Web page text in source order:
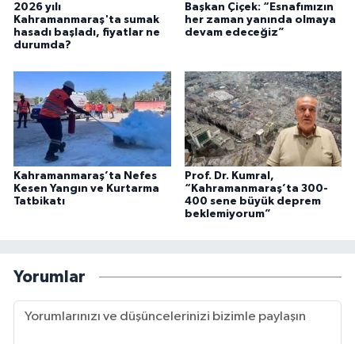
2026 yılı
Kahramanmaraş'ta sumak
hasadı başladı, fiyatlar ne
durumda?
Başkan Çiçek: “Esnafımızın
her zaman yanında olmaya
devam edeceğiz”
Kahramanmaraş’ta Nefes
Kesen Yangın ve Kurtarma
Tatbikatı
Prof. Dr. Kumral,
“Kahramanmaraş’ta 300-
400 sene büyük deprem
beklemiyorum”
Yorumlar